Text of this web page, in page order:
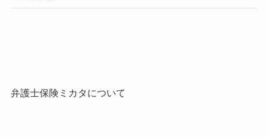
弁護士保険ミカタについて